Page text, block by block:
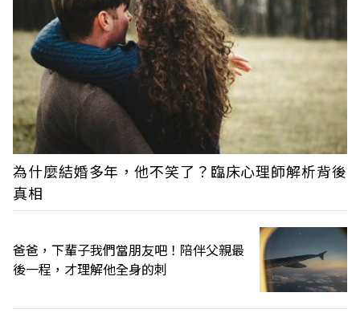
為什麼結婚多年，他不笑了？臨床心理師解析背後
真相
爸爸，下輩子我們當朋友吧！陪伴父親最
後一程，才理解他全身的刺